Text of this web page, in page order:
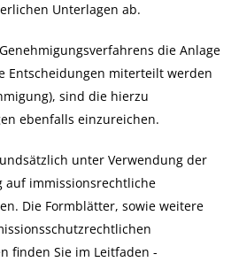
Unterlagen ab.
die Anlage
Entscheidungen miterteilt werden
sind die hierzu
ebenfalls einzureichen.
unter Verwendung der
auf immissionsrechtliche
Die Formblätter, sowie weitere
finden Sie im Leitfaden -